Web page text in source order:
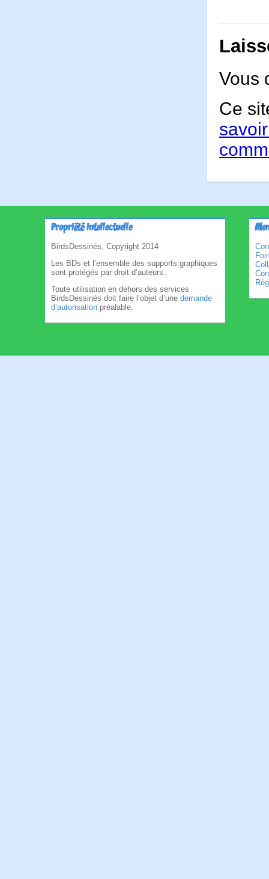
Vous
Ce
Propriété intellectuelle
BirdsDessinés, Copyright 2014
Les BDs et l’ensemble des supports graphiques
sont protégés par droit d’auteurs.
Toute utilisation en dehors des services
BirdsDessinés doit faire l’objet d’une demande
d’autorisation préalable.